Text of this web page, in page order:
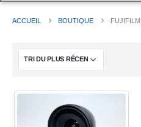
ACCUEIL BOUTIQUE FUJIFILM